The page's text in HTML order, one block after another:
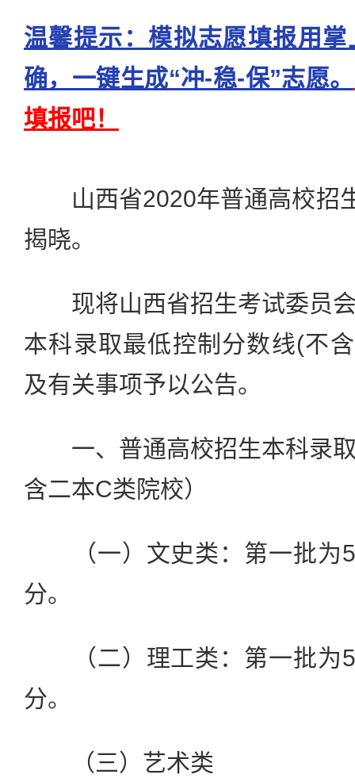
温馨提示：模拟志愿填报用
确，一键生成“冲-稳-保”志愿。
填报吧！
山西省2020年普通高校招
揭晓。
现将山西省招生考试委员会
本科录取最低控制分数线(不
及有关事项予以公告。
一、普通高校招生本科录取
含二本C类院校）
（一）文史类：第一批为
分。
（二）理工类：第一批为
分。
（三）艺术类